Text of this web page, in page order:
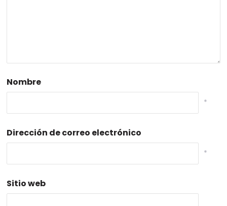
Nombre
*
Dirección de correo electrónico
*
Sitio web